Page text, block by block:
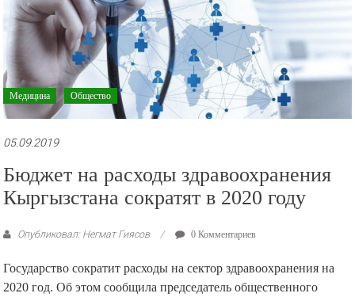
Медицина Общество
05.09.2019
Бюджет на расходы здравоохранения
Кыргызстана сократят в 2020 году
Опубликовал: Негмат Гиясов 0 Комментариев
Государство сократит расходы на сектор здравоохранения на
2020 год. Об этом сообщила председатель общественного